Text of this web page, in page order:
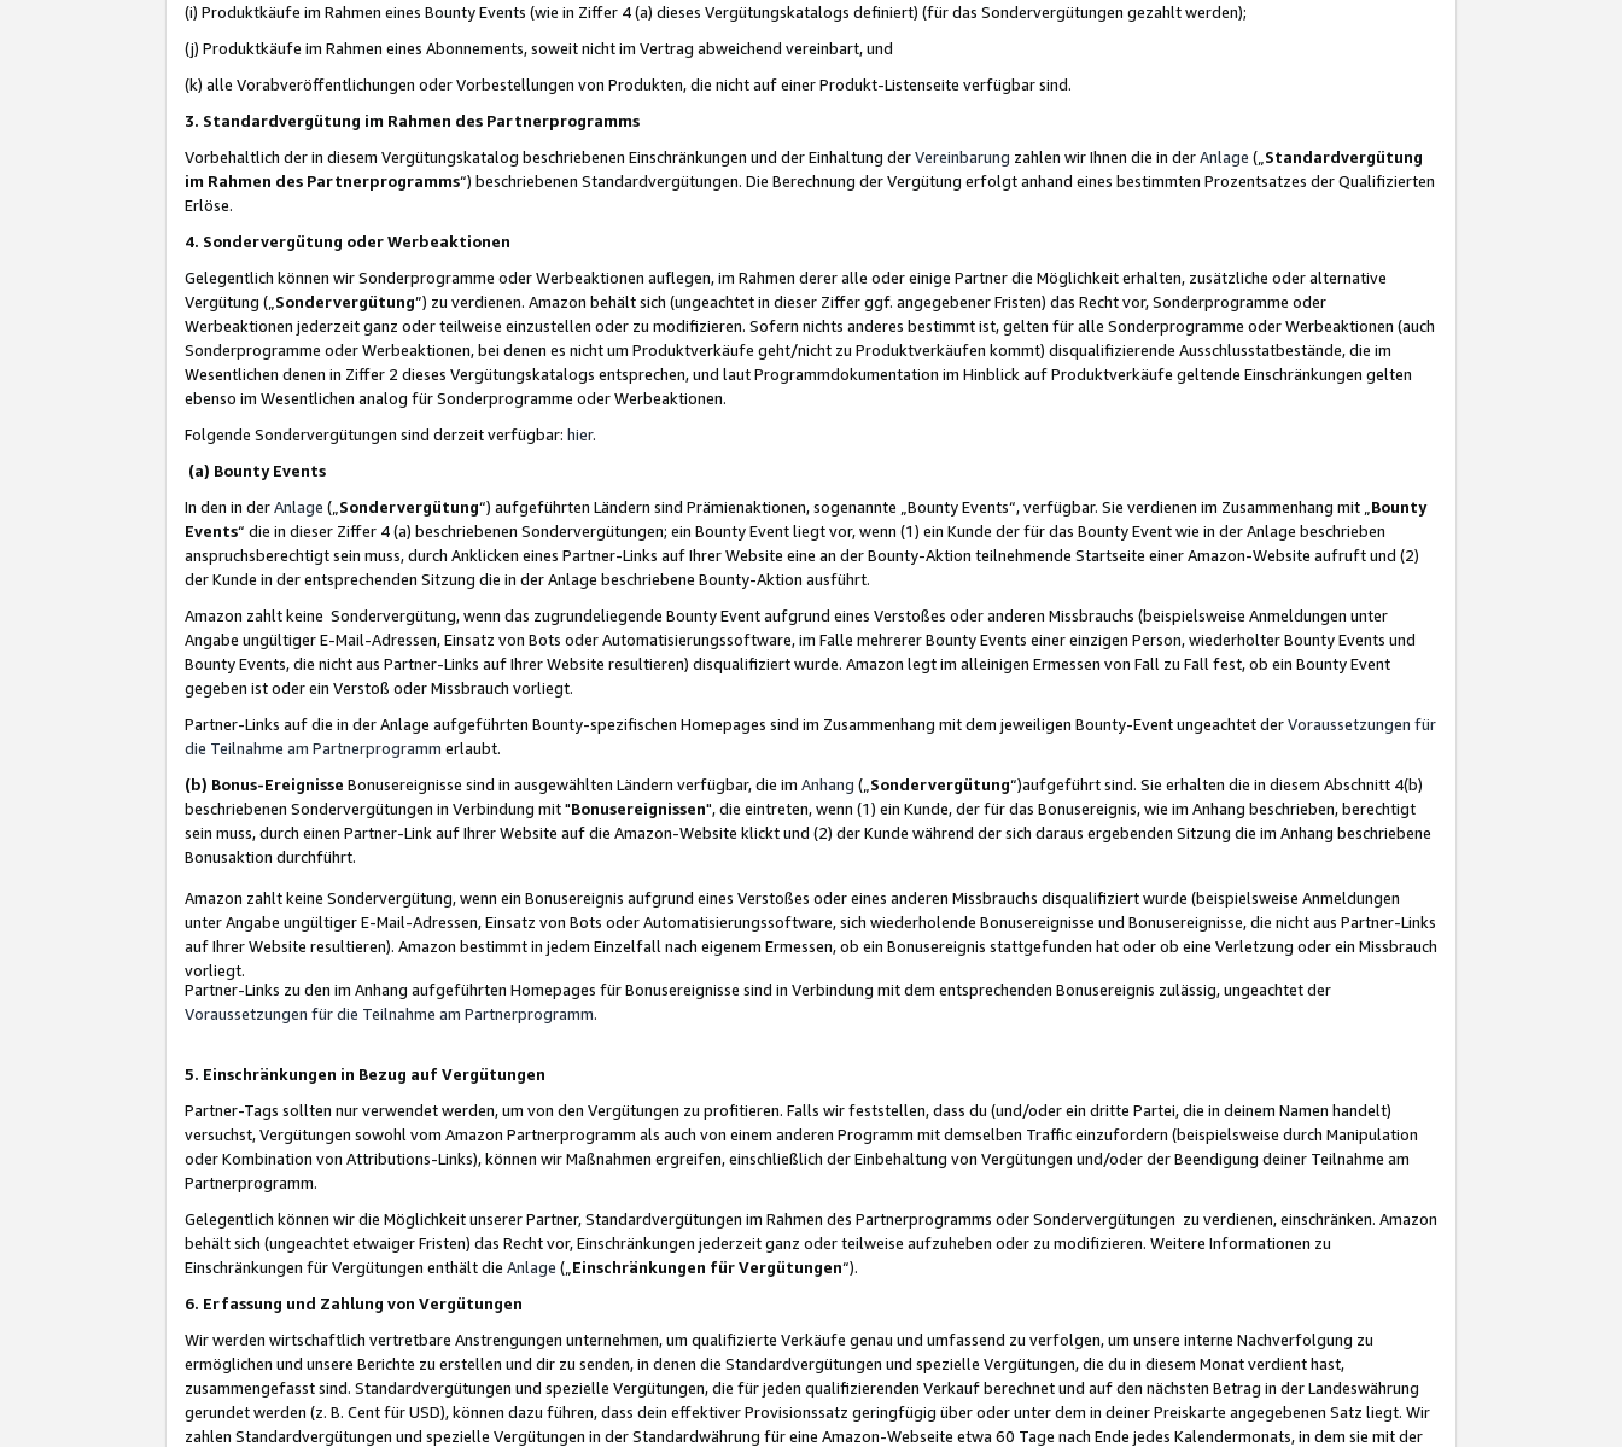
(i) Produktkäufe im Rahmen eines Bounty Events (wie in Ziffer 4 (a) dieses Vergütungskatalogs definiert) (für das Sondervergütungen gezahlt werden);
(j) Produktkäufe im Rahmen eines Abonnements, soweit nicht im Vertrag abweichend vereinbart, und
(k) alle Vorabveröffentlichungen oder Vorbestellungen von Produkten, die nicht auf einer Produkt-Listenseite verfügbar sind.
3. Standardvergütung im Rahmen des Partnerprogramms
Vorbehaltlich der in diesem Vergütungskatalog beschriebenen Einschränkungen und der Einhaltung derVereinbarung zahlen wir Ihnen die in derAnlage („ Standardvergütung
im Rahmen des Partnerprogramms“) beschriebenen Standardvergütungen. Die Berechnung der Vergütung erfolgt anhand eines bestimmten Prozentsatzes der Qualifizierten
Erlöse.
4. Sondervergütung oder Werbeaktionen
Gelegentlich können wir Sonderprogramme oder Werbeaktionen auflegen, im Rahmen derer alle oder einige Partner die Möglichkeit erhalten, zusätzliche oder alternative
Vergütung („ Sondervergütung”) zu verdienen. Amazon behält sich (ungeachtet in dieser Ziffer ggf. angegebener Fristen) das Recht vor, Sonderprogramme oder
Werbeaktionen jederzeit ganz oder teilweise einzustellen oder zu modifizieren. Sofern nichts anderes bestimmt ist, gelten für alle Sonderprogramme oder Werbeaktionen (auch
Sonderprogramme oder Werbeaktionen, bei denen es nicht um Produktverkäufe geht/nicht zu Produktverkäufen kommt) disqualifizierende Ausschlusstatbestände, die im
Wesentlichen denen in Ziffer 2 dieses Vergütungskatalogs entsprechen, und laut Programmdokumentation im Hinblick auf Produktverkäufe geltende Einschränkungen gelten
ebenso im Wesentlichen analog für Sonderprogramme oder Werbeaktionen.
Folgende Sondervergütungen sind derzeit verfügbar: hier.
(a) Bounty Events
In den in derAnlage („ Sondervergütung“) aufgeführten Ländern sind Prämienaktionen, sogenannte „Bounty Events“, verfügbar. Sie verdienen im Zusammenhang mit „ Bounty
Events“ die in dieser Ziffer 4 (a) beschriebenen Sondervergütungen; ein Bounty Event liegt vor, wenn (1) ein Kunde der für das Bounty Event wie in der Anlage beschrieben
anspruchsberechtigt sein muss, durch Anklicken eines Partner-Links auf Ihrer Website eine an der Bounty-Aktion teilnehmende Startseite einer Amazon-Website aufruft und (2)
der Kunde in der entsprechenden Sitzung die in der Anlage beschriebene Bounty-Aktion ausführt.
Amazon zahlt keine Sondervergütung, wenn das zugrundeliegende Bounty Event aufgrund eines Verstoßes oder anderen Missbrauchs (beispielsweise Anmeldungen unter
Angabe ungültiger E-Mail-Adressen, Einsatz von Bots oder Automatisierungssoftware, im Falle mehrerer Bounty Events einer einzigen Person, wiederholter Bounty Events und
Bounty Events, die nicht aus Partner-Links auf Ihrer Website resultieren) disqualifiziert wurde. Amazon legt im alleinigen Ermessen von Fall zu Fall fest, ob ein Bounty Event
gegeben ist oder ein Verstoß oder Missbrauch vorliegt.
Partner-Links auf die in der Anlage aufgeführten Bounty-spezifischen Homepages sind im Zusammenhang mit dem jeweiligen Bounty-Event ungeachtet derVoraussetzungen für
die Teilnahme am Partnerprogramm erlaubt.
(b) Bonus-Ereignisse Bonusereignisse sind in ausgewählten Ländern verfügbar, die im Anhang („ Sondervergütung“)aufgeführt sind. Sie erhalten die in diesem Abschnitt 4(b)
beschriebenen Sondervergütungen in Verbindung mit "Bonusereignissen", die eintreten, wenn (1) ein Kunde, der für das Bonusereignis, wie im Anhang beschrieben, berechtigt
sein muss, durch einen Partner-Link auf Ihrer Website auf die Amazon-Website klickt und (2) der Kunde während der sich daraus ergebenden Sitzung die im Anhang beschriebene
Bonusaktion durchführt.
Amazon zahlt keine Sondervergütung, wenn ein Bonusereignis aufgrund eines Verstoßes oder eines anderen Missbrauchs disqualifiziert wurde (beispielsweise Anmeldungen
unter Angabe ungültiger E-Mail-Adressen, Einsatz von Bots oder Automatisierungssoftware, sich wiederholende Bonusereignisse und Bonusereignisse, die nicht aus Partner-Links
auf Ihrer Website resultieren). Amazon bestimmt in jedem Einzelfall nach eigenem Ermessen, ob ein Bonusereignis stattgefunden hat oder ob eine Verletzung oder ein Missbrauch
vorliegt.
Partner-Links zu den im Anhang aufgeführten Homepages für Bonusereignisse sind in Verbindung mit dem entsprechenden Bonusereignis zulässig, ungeachtet der
Voraussetzungen für die Teilnahme am Partnerprogramm.
5. Einschränkungen in Bezug auf Vergütungen
Partner-Tags sollten nur verwendet werden, um von den Vergütungen zu profitieren. Falls wir feststellen, dass du (und/oder ein dritte Partei, die in deinem Namen handelt)
versuchst, Vergütungen sowohl vom Amazon Partnerprogramm als auch von einem anderen Programm mit demselben Traffic einzufordern (beispielsweise durch Manipulation
oder Kombination von Attributions-Links), können wir Maßnahmen ergreifen, einschließlich der Einbehaltung von Vergütungen und/oder der Beendigung deiner Teilnahme am
Partnerprogramm.
Gelegentlich können wir die Möglichkeit unserer Partner, Standardvergütungen im Rahmen des Partnerprogramms oder Sondervergütungen zu verdienen, einschränken. Amazon
behält sich (ungeachtet etwaiger Fristen) das Recht vor, Einschränkungen jederzeit ganz oder teilweise aufzuheben oder zu modifizieren. Weitere Informationen zu
Einschränkungen für Vergütungen enthält die Anlage („ Einschränkungen für Vergütungen“).
6. Erfassung und Zahlung von Vergütungen
Wir werden wirtschaftlich vertretbare Anstrengungen unternehmen, um qualifizierte Verkäufe genau und umfassend zu verfolgen, um unsere interne Nachverfolgung zu
ermöglichen und unsere Berichte zu erstellen und dir zu senden, in denen die Standardvergütungen und spezielle Vergütungen, die du in diesem Monat verdient hast,
zusammengefasst sind. Standardvergütungen und spezielle Vergütungen, die für jeden qualifizierenden Verkauf berechnet und auf den nächsten Betrag in der Landeswährung
gerundet werden (z. B. Cent für USD), können dazu führen, dass dein effektiver Provisionssatz geringfügig über oder unter dem in deiner Preiskarte angegebenen Satz liegt. Wir
zahlen Standardvergütungen und spezielle Vergütungen in der Standardwährung für eine Amazon-Webseite etwa 60 Tage nach Ende jedes Kalendermonats, in dem sie mit der